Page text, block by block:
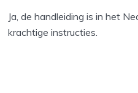
Ja, de handleiding is in het
krachtige instructies.